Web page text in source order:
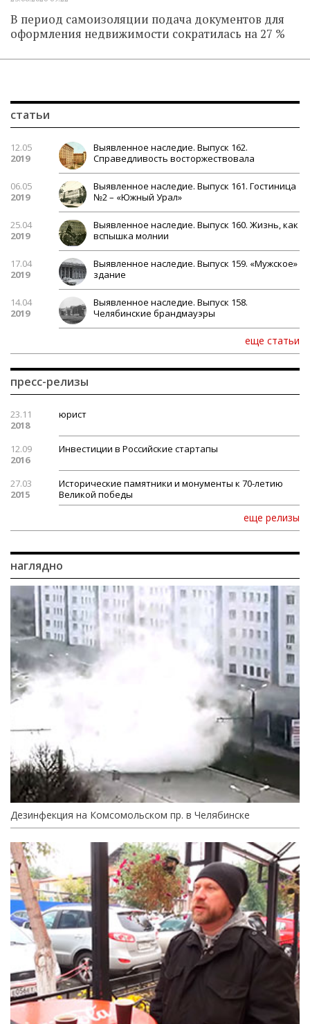
В период самоизоляции подача документов для
оформления недвижимости сократилась на 27 %
статьи
12.05
2019
Выявленное наследие. Выпуск 162.
Справедливость восторжествовала
06.05
2019
Выявленное наследие. Выпуск 161. Гостиница
№2 – «Южный Урал»
25.04
2019
Выявленное наследие. Выпуск 160. Жизнь, как
вспышка молнии
17.04
2019
Выявленное наследие. Выпуск 159. «Мужское»
здание
14.04
2019
Выявленное наследие. Выпуск 158.
Челябинские брандмауэры
еще статьи
пресс-релизы
23.11
2018
юрист
12.09
2016
Инвестиции в Российские стартапы
27.03
2015
Исторические памятники и монументы к 70-летию
Великой победы
еще релизы
наглядно
Дезинфекция на Комсомольском пр. в Челябинске